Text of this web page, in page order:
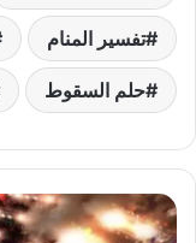
تفسير المنام
حلم السقوط
مواعيد
مباريات